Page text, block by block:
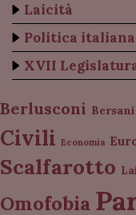
Laicità
Politica italiana
XVII
Berlusconi Bersani
Civili Economia
Scalfarotto
Omofobia